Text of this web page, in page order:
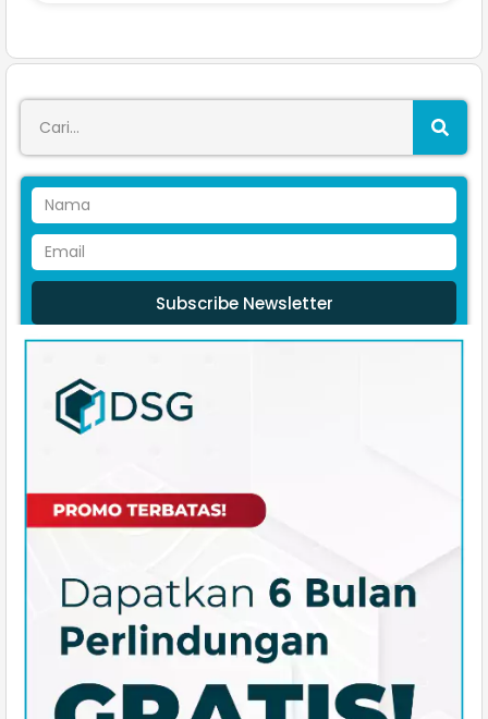
Subscribe Newsletter